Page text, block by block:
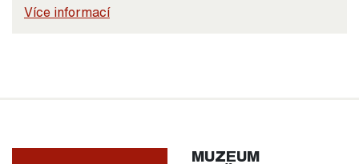
Více informací
MUZEUM